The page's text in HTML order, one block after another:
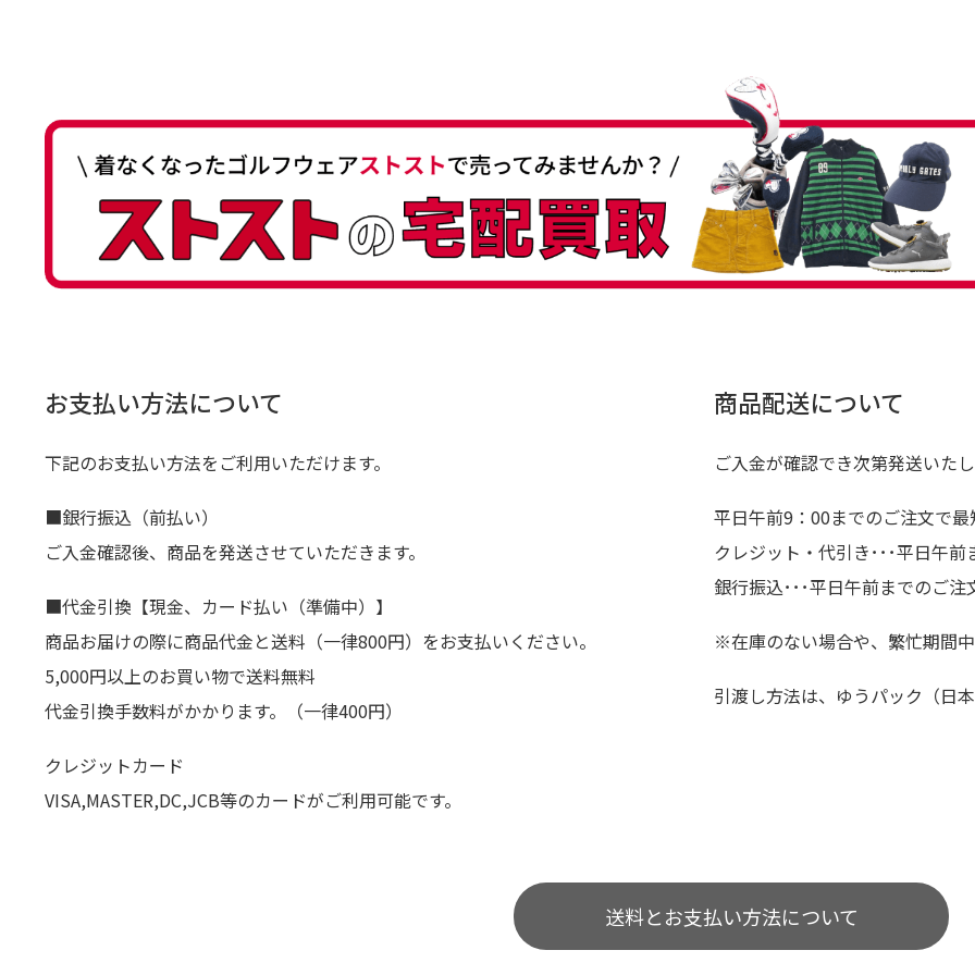
お支払い方法について
下記のお支払い方法をご利用いただけます。
■銀行振込（前払い）
ご入金確認後、商品を発送させていただきます。
■代金引換【現金、カード払い（準備中）】
商品お届けの際に商品代金と送料（一律800円）をお支払いください。
5,000円以上のお買い物で送料無料
代金引換手数料がかかります。（一律400円）
クレジットカード
VISA,MASTER,DC,JCB等のカードがご利用可能です。
商品配送について
ご入金が確認でき次第発送いた
平日午前9：00までのご注文で
クレジット・代引き･･･平日午
銀行振込･･･平日午前までのご
※在庫のない場合や、繁忙期間
引渡し方法は、ゆうパック（日
送料とお支払い方法について